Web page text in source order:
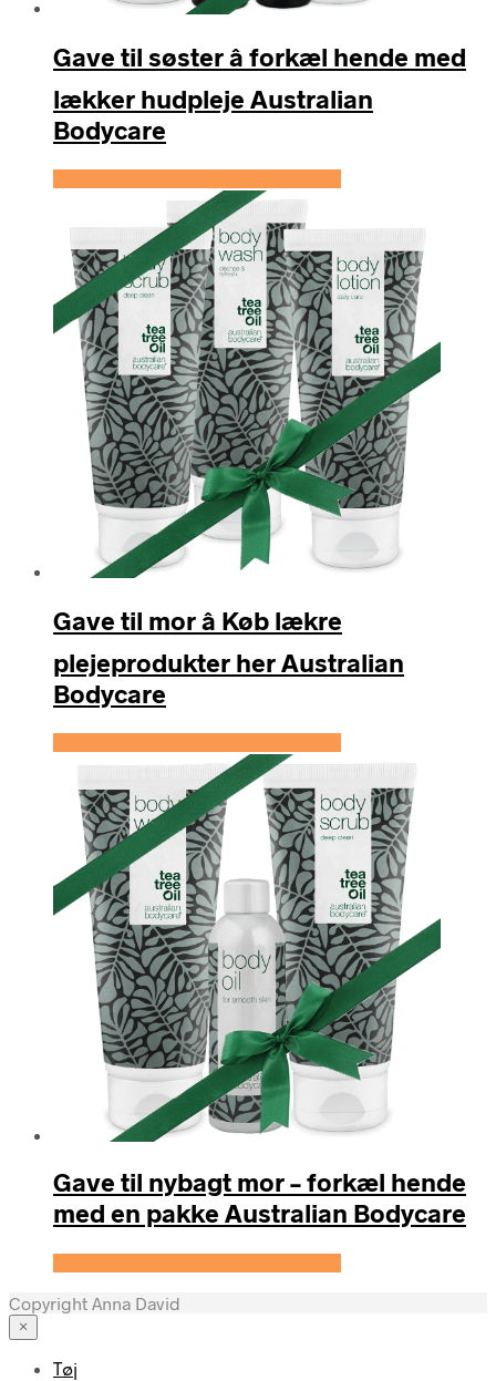
Gave til søster â forkæl hende med
lækker hudpleje Australian
Bodycare
Gave til mor â Køb lækre
plejeprodukter her Australian
Bodycare
Gave til nybagt mor – forkæl hende
med en pakke Australian Bodycare
Copyright Anna David
×
Tøj